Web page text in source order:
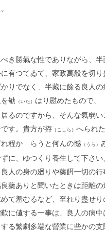
き勝氣な性でありながら、
有つてゐて、家政萬般を切
りでなく、半藏に餘る良人の
劬 （いた） はり慰めたもので、
るのですから、そんな氣弱
す。貴方が拵 （こしら） へられ
程かゝらうと何んの憾 （うら）
に、ゆつくり養生して下さい
人の身の廻りや藥餌一切の
藥ありと聞いたときは距離の
て羞むるなど、至れり盡せり
に値する一事は、良人の病中
る繁劇多端な營業に些かの支